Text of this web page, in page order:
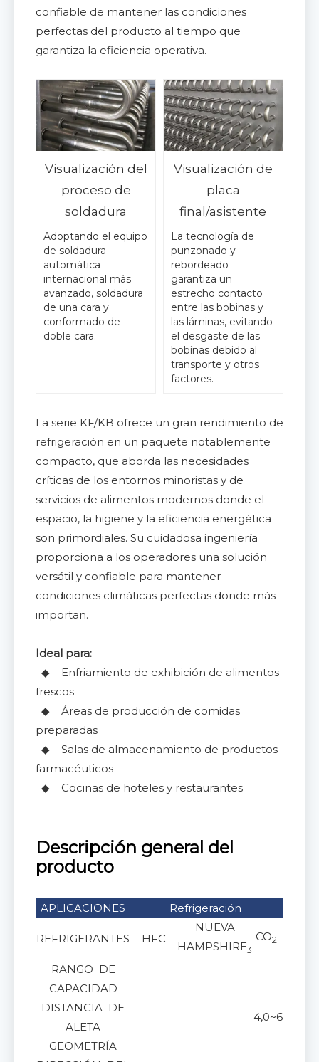
confiable de mantener las condiciones
perfectas del producto al tiempo que
garantiza la eficiencia operativa.
Visualización del
proceso de
soldadura
Adoptando el equipo
de soldadura
automática
internacional más
avanzado, soldadura
de una cara y
conformado de
doble cara.
Visualización de
placa
final/asistente
La tecnología de
punzonado y
rebordeado
garantiza un
estrecho contacto
entre las bobinas y
las láminas, evitando
el desgaste de las
bobinas debido al
transporte y otros
factores.
La serie KF/KB ofrece un gran rendimiento de
refrigeración en un paquete notablemente
compacto, que aborda las necesidades
críticas de los entornos minoristas y de
servicios de alimentos modernos donde el
espacio, la higiene y la eficiencia energética
son primordiales. Su cuidadosa ingeniería
proporciona a los operadores una solución
versátil y confiable para mantener
condiciones climáticas perfectas donde más
importan.
Ideal para:
◆ Enfriamiento de exhibición de alimentos
frescos
◆ Áreas de producción de comidas
preparadas
◆ Salas de almacenamiento de productos
farmacéuticos
◆ Cocinas de hoteles y restaurantes
Descripción general del
producto
APLICACIONES Refrigeración
REFRIGERANTES HFC
NUEVA
HAMPSHIRE3
CO2
RANGO DE
CAPACIDAD
DISTANCIA DE
ALETA
4,0~6,0
GEOMETRÍA